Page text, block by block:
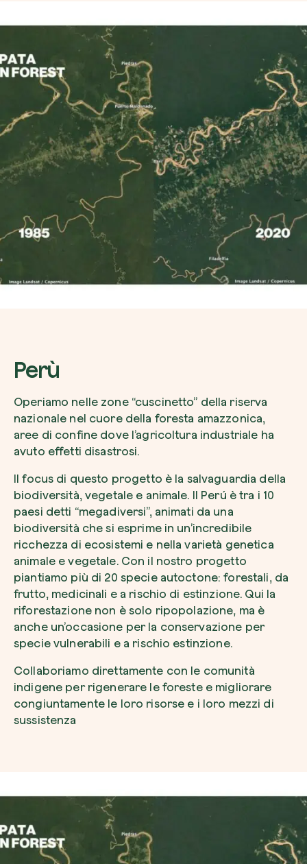
Perù
Operiamo nelle zone “cuscinetto” della riserva
nazionale nel cuore della foresta amazzonica,
aree di confine dove l’agricoltura industriale ha
avuto effetti disastrosi.
Il focus di questo progetto è la salvaguardia della
biodiversità, vegetale e animale. Il Perú è tra i 10
paesi detti “megadiversi”, animati da una
biodiversità che si esprime in un’incredibile
ricchezza di ecosistemi e nella varietà genetica
animale e vegetale. Con il nostro progetto
piantiamo più di 20 specie autoctone: forestali, da
frutto, medicinali e a rischio di estinzione. Qui la
riforestazione non è solo ripopolazione, ma è
anche un’occasione per la conservazione per
specie vulnerabili e a rischio estinzione.
Collaboriamo direttamente con le comunità
indigene per rigenerare le foreste e migliorare
congiuntamente le loro risorse e i loro mezzi di
sussistenza